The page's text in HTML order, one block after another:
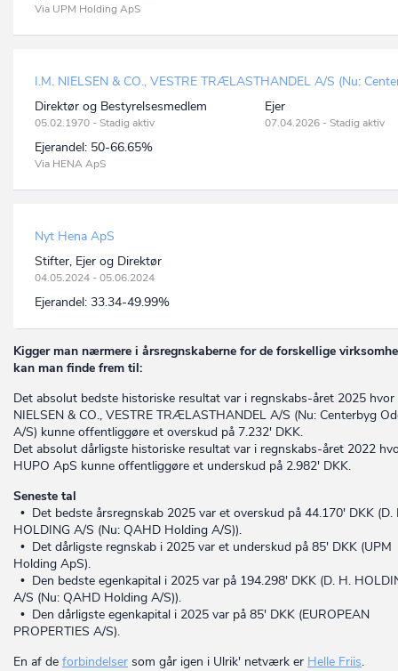
Via UPM Holding ApS
I.M. NIELSEN & CO., VESTRE TRÆLASTHANDEL A/S (Nu:
Direktør og Bestyrelsesmedlem
05.02.1970 - Stadig aktiv
Ejer
07.04.2026 - Stadig aktiv
Ejerandel: 50-66.65%
Via HENA ApS
Nyt Hena ApS
Stifter, Ejer og Direktør
04.05.2024 - 05.06.2024
Ejerandel: 33.34-49.99%
Kigger man nærmere i årsregnskaberne for de forskellige
kan man finde frem til:
Det absolut bedste historiske resultat var i regnskabs-året 2025 hvor
NIELSEN & CO., VESTRE TRÆLASTHANDEL A/S (Nu: Centerbyg
A/S) kunne offentliggøre et overskud på 7.232' DKK.
Det absolut dårligste historiske resultat var i regnskabs-året 2022
HUPO ApS kunne offentliggøre et underskud på 2.982' DKK.
Seneste tal
• Det bedste årsregnskab 2025 var et overskud på 44.170' DKK (D.
HOLDING A/S (Nu: QAHD Holding A/S)).
• Det dårligste regnskab i 2025 var et underskud på 85' DKK (UPM
Holding ApS).
• Den bedste egenkapital i 2025 var på 194.298' DKK (D. H.
A/S (Nu: QAHD Holding A/S)).
• Den dårligste egenkapital i 2025 var på 85' DKK (EUROPEAN
PROPERTIES A/S).
En af de forbindelser som går igen i Ulrik' netværk er Helle Friis.